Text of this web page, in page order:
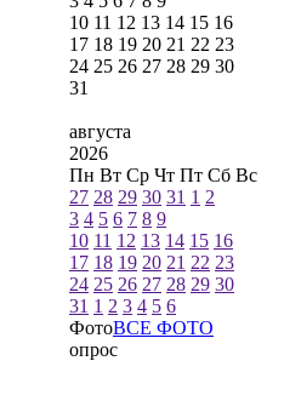
10 11 12 13 14 15 16
17 18 19 20 21 22 23
24 25 26 27 28 29 30
31
августа
2026
Пн Вт Ср Чт Пт Сб Вс
27 28 29 30 31 1 2
3 4 5 6 7 8 9
10 11 12 13 14 15 16
17 18 19 20 21 22 23
24 25 26 27 28 29 30
31 1 2 3 4 5 6
ФотоВСЕ ФОТО
опрос